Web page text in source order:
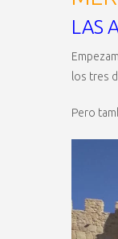
LAS
los tres
Pero